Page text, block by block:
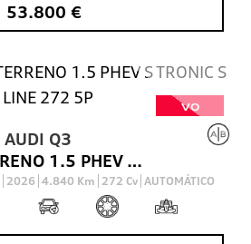
53.800 €
VO
AUDI Q3
TODOTERRENO 1.5 PHEV S TRONIC S LINE 272 5P
2026 4.840 Km 272 Cv AUTOMÁTICO